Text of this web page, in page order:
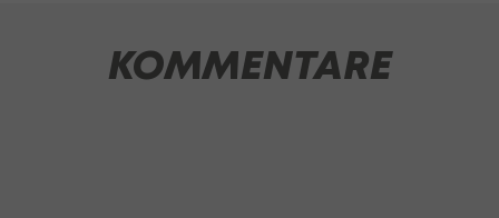
KOMMENTARE